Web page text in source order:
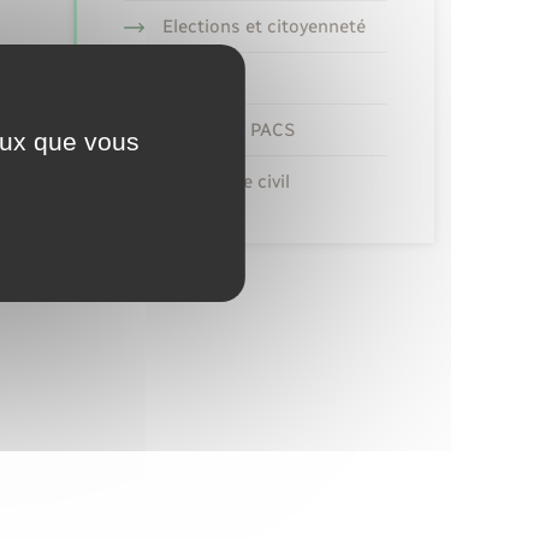
Elections et citoyenneté
Mariage – PACS
Parrainage civil
que vous